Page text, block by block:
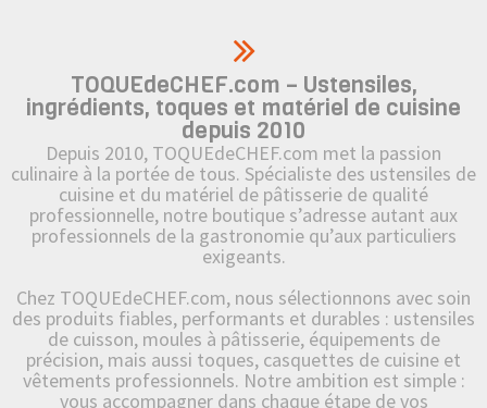
TOQUEdeCHEF.com – Ustensiles,
ingrédients, toques et matériel de cuisine
depuis 2010
Depuis 2010, TOQUEdeCHEF.com met la passion
culinaire à la portée de tous. Spécialiste des ustensiles de
cuisine et du matériel de pâtisserie de qualité
professionnelle, notre boutique s’adresse autant aux
professionnels de la gastronomie qu’aux particuliers
exigeants.
Chez TOQUEdeCHEF.com, nous sélectionnons avec soin
des produits fiables, performants et durables : ustensiles
de cuisson, moules à pâtisserie, équipements de
précision, mais aussi toques, casquettes de cuisine et
vêtements professionnels. Notre ambition est simple :
vous accompagner dans chaque étape de vos